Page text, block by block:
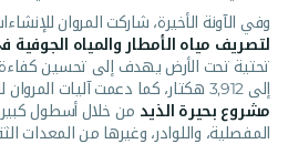
وفي الآونة الأخيرة، شاركت المروان
لتصريف مياه الأمطار والمياه الجوفية
تحتية تحت الأرض يهدف إلى تحسين
إلى 3,912 هكتار، كما دعمت آليات المروان للمعدات الثقيلة
مشروع بحيرة الذيد من خلال أسطول كبير
المفصلية، واللوادر، وغيرها من المعدات